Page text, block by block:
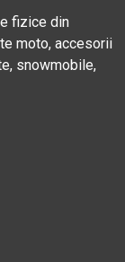
fizice din
moto, accesorii
snowmobile,